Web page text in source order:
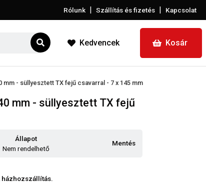
Rólunk | Szállítás és fizetés | Kapcsolat
Kedvencek Kosár
mm - süllyesztett TX fejű csavarral - 7 x 145 mm
mm - süllyesztett TX fejű
Állapot
Nem rendelhető
Mentés
házhozszállítás.